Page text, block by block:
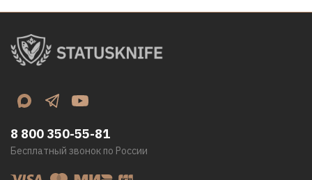
8 800 350-55-81
Бесплатный звонок по России